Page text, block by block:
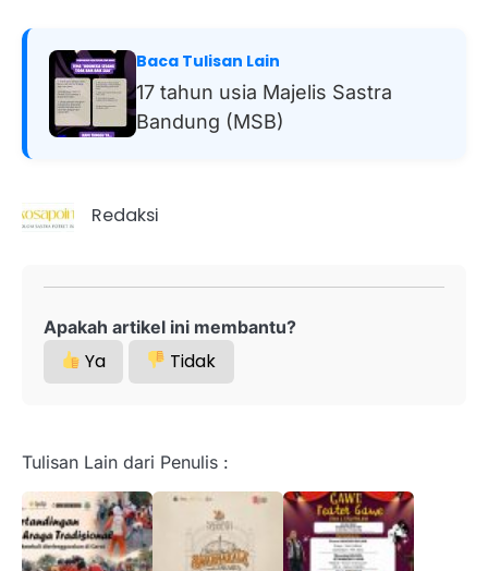
Baca Tulisan Lain
17 tahun usia Majelis Sastra
Bandung (MSB)
Redaksi
Apakah artikel ini membantu?
Ya Tidak
Tulisan Lain dari Penulis :